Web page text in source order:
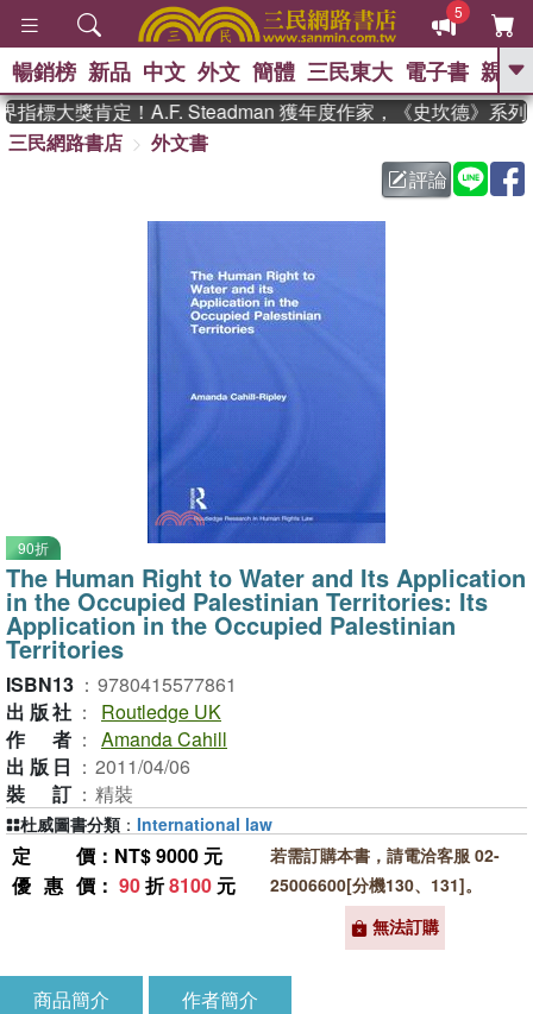
5
GO
父親節 、 如果歷
暑期推薦 、 國際布克
獎 臺灣漫遊錄 、 方念華
偉大的迷走神經
暢銷榜 新品 中文 外文 簡體 三民東大 電子書 親子
標大獎肯定！A.F. Steadman 獲年度作家，《史坎德》系列
三民網路書店
外文書
評論
90折
The Human Right to Water and Its Application
in the Occupied Palestinian Territories: Its
Application in the Occupied Palestinian
Territories
ISBN13 ： 9780415577861
出版社 ：
Routledge UK
作者 ： Amanda Cahill
出版日 ： 2011/04/06
裝訂 ： 精裝
定價 ：NT$ 9000 元
優惠價 ： 90折8100 元
若需訂購本書，請電洽客服 02-
25006600[分機130、131]。
無法訂購
杜威圖書分類 ： International law
商品簡介 作者簡介